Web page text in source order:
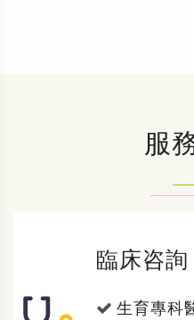
服
臨床咨詢
生育專科